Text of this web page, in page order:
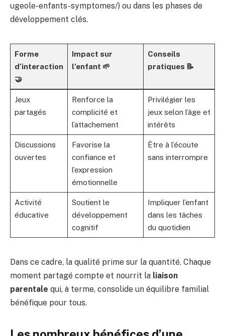
ugeole-enfants-symptomes/) ou dans les phases de
développement clés.
Forme
d’interaction
🤝
Impact sur
l’enfant 🌱
Conseils
pratiques 📝
Jeux
partagés
Renforce la
complicité et
l’attachement
Privilégier les
jeux selon l’âge et
intérêts
Discussions
ouvertes
Favorise la
confiance et
l’expression
émotionnelle
Être à l’écoute
sans interrompre
Activité
éducative
Soutient le
développement
cognitif
Impliquer l’enfant
dans les tâches
du quotidien
Dans ce cadre, la qualité prime sur la quantité. Chaque
moment partagé compte et nourrit la liaison
parentale qui, à terme, consolide un équilibre familial
bénéfique pour tous.